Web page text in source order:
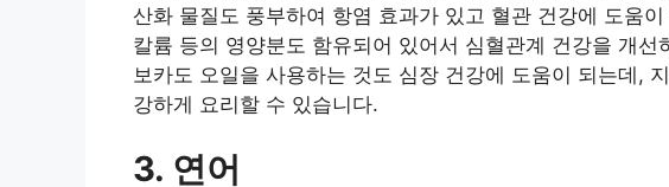
산화 물질도 풍부하여 항염 효과가 있고 혈관 건강에 도움
칼륨 등의 영양분도 함유되어 있어서 심혈관계 건강을 개
보카도 오일을 사용하는 것도 심장 건강에 도움이 되는데,
강하게 요리할 수 있습니다.
3. 연어